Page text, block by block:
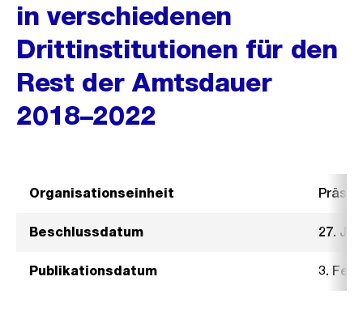
in verschiedenen
Drittinstitutionen für den
Rest der Amtsdauer
2018–2022
Organisationseinheit
Beschlussdatum 27.
Publikationsdatum 3.